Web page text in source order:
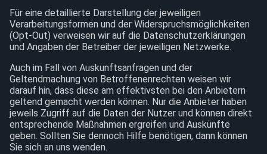
Für eine detaillierte Darstellung der jeweiligen
Verarbeitungsformen und der Widerspruchsmöglichkeiten
(Opt-Out) verweisen wir auf die Datenschutzerklärungen
und Angaben der Betreiber der jeweiligen Netzwerke.
Auch im Fall von Auskunftsanfragen und der
Geltendmachung von Betroffenenrechten weisen wir
darauf hin, dass diese am effektivsten bei den Anbietern
geltend gemacht werden können. Nur die Anbieter haben
jeweils Zugriff auf die Daten der Nutzer und können direkt
entsprechende Maßnahmen ergreifen und Auskünfte
geben. Sollten Sie dennoch Hilfe benötigen, dann können
Sie sich an uns wenden.